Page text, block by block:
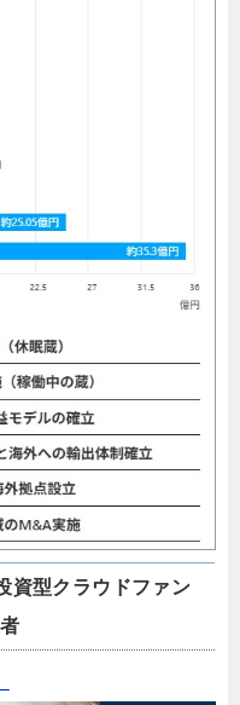
資型クラウドファン